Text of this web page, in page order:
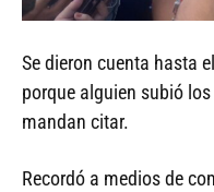
Se dieron cuenta hasta
porque alguien subió
mandan citar.
Recordó a medios de